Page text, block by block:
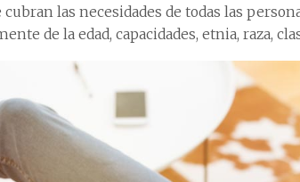
las necesidades de todas las
de la edad, capacidades, etnia, raza,